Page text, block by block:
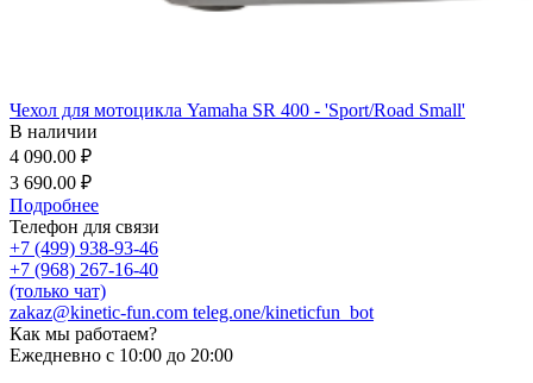
Чехол для мотоцикла Yamaha SR 400 - 'Sport/Road Small'
В наличии
4 090.00 ₽
3 690.00 ₽
Подробнее
Телефон для связи
+7 (499) 938-93-46
+7 (968) 267-16-40
(только чат)
zakaz@kinetic-fun.com teleg.one/kineticfun_bot
Как мы работаем?
Ежедневно с 10:00 до 20:00